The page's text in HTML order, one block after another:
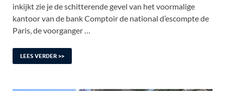
inkijkt zie je de schitterende gevel van het voormalige
kantoor van de bank Comptoir de national d’escompte de
Paris, de voorganger …
LEES VERDER >>